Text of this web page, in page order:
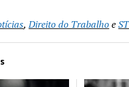
,Direito do Trabalhoe